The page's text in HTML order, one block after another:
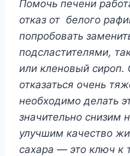
Помочь печени
отказ от белого
попробовать
подсластителями,
или кленовый сироп.
отказаться очень
необходимо делать
значительно снизим
улучшим качество
сахара — это ключ к